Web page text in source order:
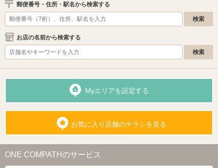
郵便番号・住所・駅名から検索する
お店の名前から検索する
Myエリアを設定する
お気に入り店舗のチラシを見る
ONE COMPATHのサービス